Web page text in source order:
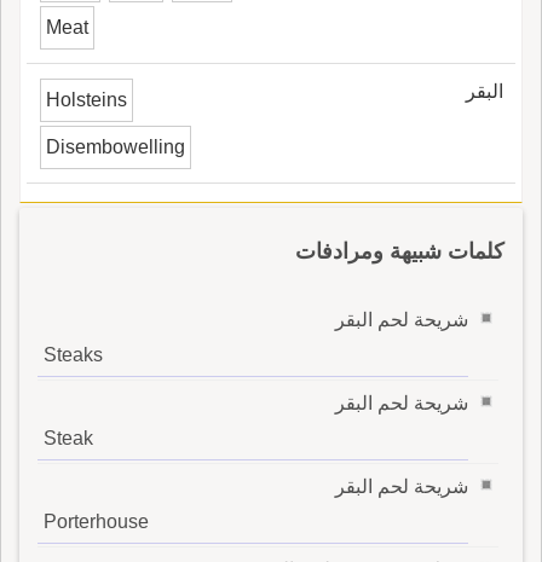
Meat
البقر Holsteins
Disembowelling
كلمات شبيهة ومرادفات
شريحة لحم البقر
Steaks
شريحة لحم البقر
Steak
شريحة لحم البقر
Porterhouse